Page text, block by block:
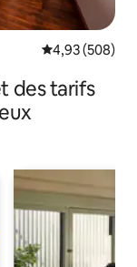
Évaluation
4,93 (508)
des tarifs